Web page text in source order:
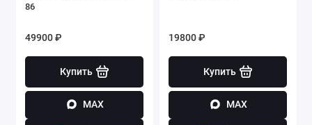
86
49900 ₽
Купить
MAX
19800 ₽
Купить
MAX